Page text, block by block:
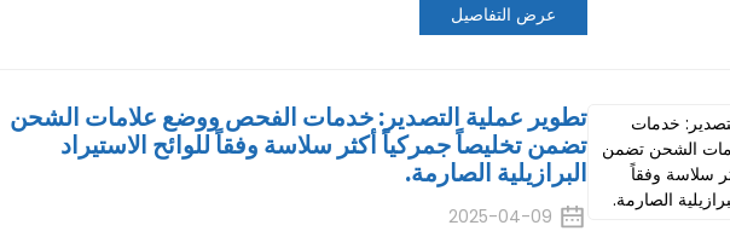
عرض التفاصيل
تطوير عملية التصدير: خدمات الفحص ووضع علامات الشحن
تضمن تخليصاً جمركياً أكثر سلاسة وفقاً للوائح الاستيراد
البرازيلية الصارمة.
2025-04-09